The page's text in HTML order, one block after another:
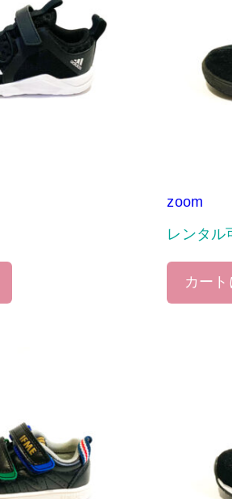
zoom
レンタル
カー